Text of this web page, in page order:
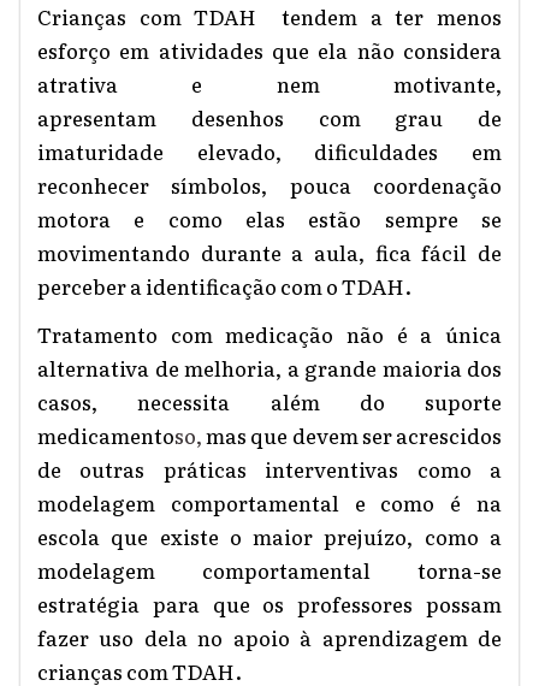
Crianças com TDAH tendem a ter menos
esforço em atividades que ela não considera
atrativa e nem motivante,
apresentam desenhos com grau de
imaturidade elevado, dificuldades em
reconhecer símbolos, pouca coordenação
motora e como elas estão sempre se
movimentando durante a aula, fica fácil de
perceberaidentificação com o TDAH.
Tratamento com medicação não é a única
alternativa de melhoria, a grande maioria dos
casos,necessita além do suporte
medicamentoso,mas que devem ser acrescidos
de outras práticas interventivas como a
modelagem comportamental e como é na
escola que existe o maior prejuízo, como a
modelagem comportamental torna-se
estratégia para que os professores possam
fazer uso dela no apoio à aprendizagem de
crianças com TDAH.